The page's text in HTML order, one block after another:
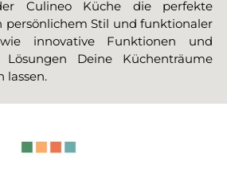
Culineo Küche die perfekte
persönlichem Stil und funktionaler
innovative Funktionen und
Lösungen Deine Küchenträume
lassen.